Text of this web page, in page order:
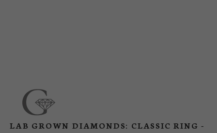
LAB GROWN DIAMONDS: CLASSIC RING -